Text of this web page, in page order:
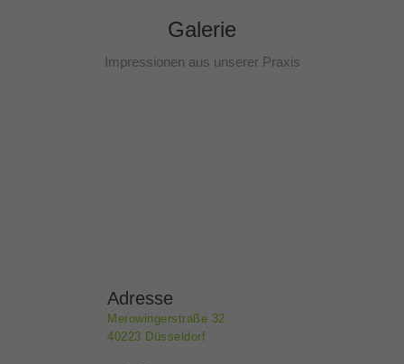
Galerie
Impressionen aus unserer Praxis
Adresse
Merowingerstraße 32
40223 Düsseldorf